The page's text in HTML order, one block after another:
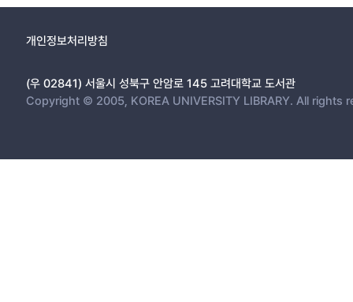
개인정보처리방침
(우 02841) 서울시 성북구 안암로 145 고려대학교 도서관
Copyright © 2005, KOREA UNIVERSITY LIBRARY. All rights